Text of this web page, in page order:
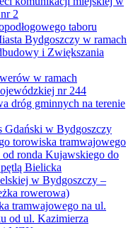
2
taboru
Bydgoszczy w ramach
i Zwiększania
w ramach
nr 244
dróg gminnych na terenie
Gdański w Bydgoszczy
torowiska tramwajowego
od ronda Kujawskiego do
Bielicka
w Bydgoszczy –
rowerowa)
tramwajowego na ul.
od ul. Kazimierza